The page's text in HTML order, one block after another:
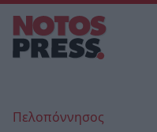
Πελοπόννησος